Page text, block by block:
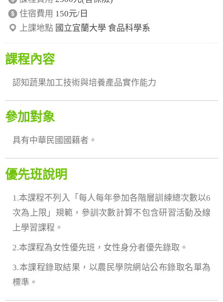
住宿費用 150元/日
上課地點 國立宜蘭大學 食品科學系
課程內容
認知蔬果加工技術與培養產品實作能力
參加對象
具有中華民國國籍者。
優先班說明
1.本課程不列入「每人每年參加各階層訓練總次數以6
次為上限」規範，參訓次數計算不包含研習活動及線
上學習課程。
2.本課程為女性優先班，女性身分者優先錄取。
3.本課程錄取結果，以農民學院網站公布錄取名單為
標準。